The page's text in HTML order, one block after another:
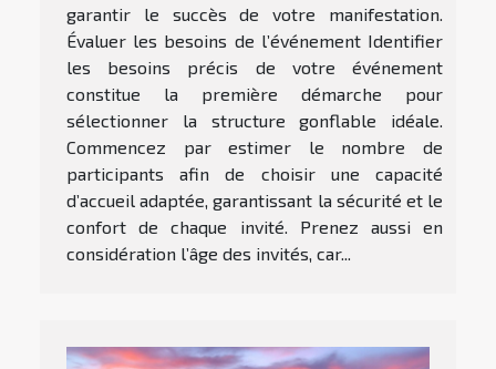
garantir le succès de votre manifestation.
Évaluer les besoins de l’événement Identifier
les besoins précis de votre événement
constitue la première démarche pour
sélectionner la structure gonflable idéale.
Commencez par estimer le nombre de
participants afin de choisir une capacité
d’accueil adaptée, garantissant la sécurité et le
confort de chaque invité. Prenez aussi en
considération l’âge des invités, car...